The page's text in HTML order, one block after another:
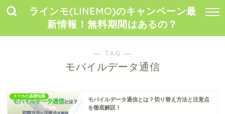
ラインモ(LINEMO)のキャンペーン最
新情報！無料期間はあるの？
― TAG ―
モバイルデータ通信
スマホの基礎知識
モバイルデータ通信とは？切り替え方法と注意点
を徹底解説！